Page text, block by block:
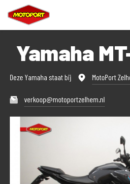
Yamaha
Deze Yamaha staat bij MotoPort
verkoop@motoportzelhem.nl